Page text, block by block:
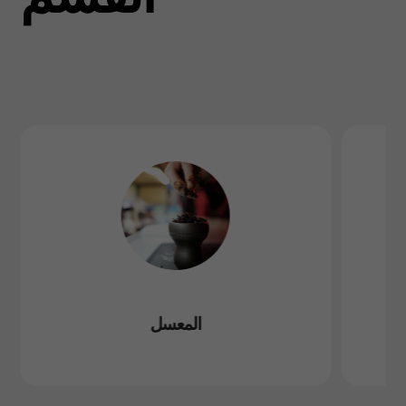
المعسل